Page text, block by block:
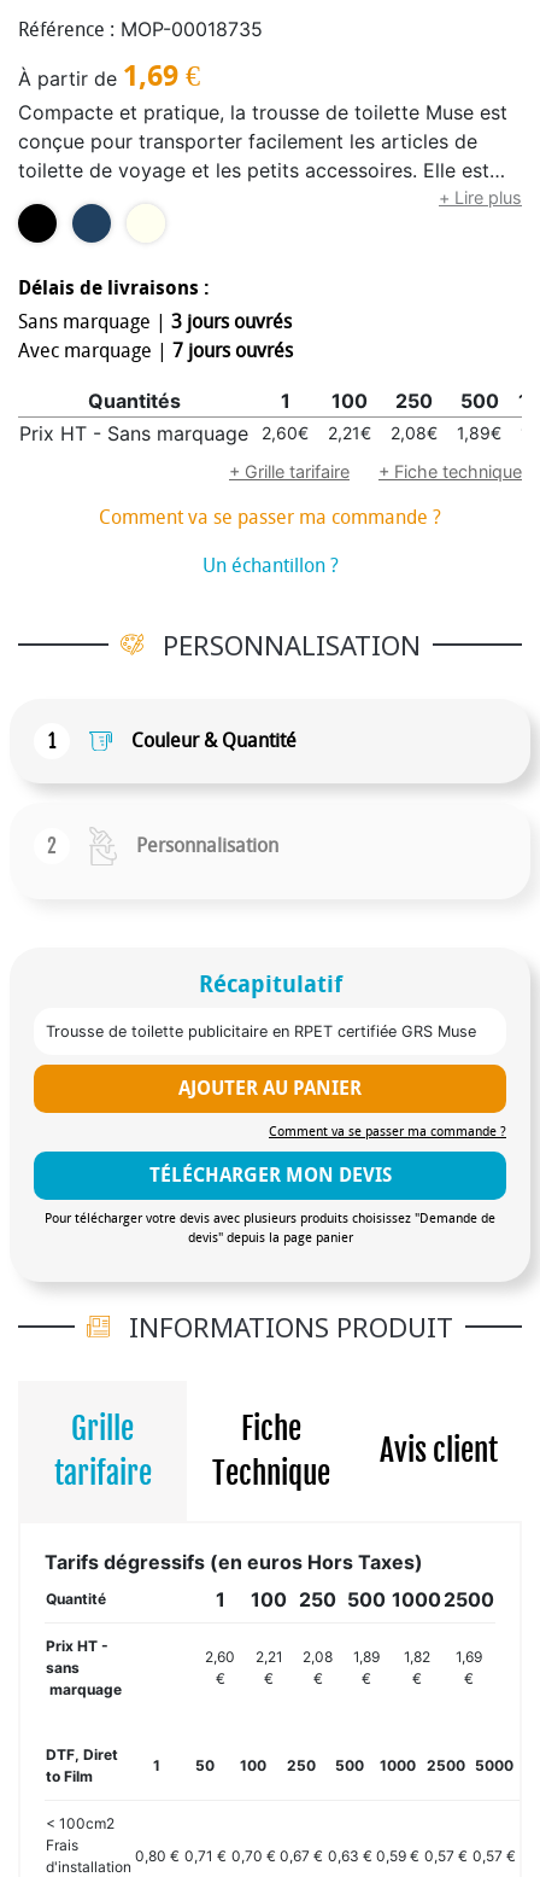
Référence : MOP-00018735
À partir de 1,69 €
Compacte et pratique, la trousse de toilette Muse est
conçue pour transporter facilement les articles de
toilette de voyage et les petits accessoires. Elle est
fabriquée avec du polyester recyclé certifié GRS, ce
qui en fait à la fois un produit pratique et un choix plus
+ Lire plus
Délais de livraisons :
Sans marquage | 3 jours ouvrés
Avec marquage | 7 jours ouvrés
Quantités 1 100 250 500
Prix HT - Sans marquage
2,60€ 2,21€ 2,08€ 1,89€
+ Grille tarifaire
+ Fiche technique
Comment va se passer ma commande ?
Un échantillon ?
PERSONNALISATION
1 Couleur & Quantité
2 Personnalisation
Récapitulatif
Trousse de toilette publicitaire en RPET certifiée GRS Muse
AJOUTER AU PANIER
Comment va se passer ma commande ?
TÉLÉCHARGER MON DEVIS
Pour télécharger votre devis avec plusieurs produits choisissez "Demande de
devis" depuis la page panier
INFORMATIONS PRODUIT
Grille
tarifaire
Fiche
Technique
Avis client
Tarifs dégressifs (en euros Hors Taxes)
Quantité 1 100 250 500 10002500
Prix HT -
sans
marquage
2,60
€
2,21
€
2,08
€
1,89
€
1,82
€
1,69
€
DTF, Diret
to Film
1 50 100 250 500 1000 2500 5000
< 100cm2
Frais
d'installation
0,80 € 0,71 € 0,70 € 0,67 € 0,63 € 0,59 € 0,57 € 0,57 €